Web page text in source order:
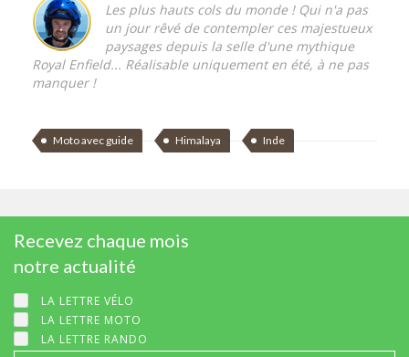
Les plus hauts cols du monde ! Qui n'a pas
un jour rêvé de contempler ces majestueux
paysages depuis la selle d'une mythique
Royal Enfield... Réalisable uniquement en été, à ne pas
manquer !
Moto avec guide Himalaya Inde
Recevez chaque mois
notre actualité
LA LETTRE VÉLO
LA LETTRE MOTO
LA LETTRE RANDO